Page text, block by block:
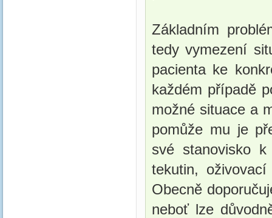
Základním
tedy vymezení
pacienta ke
každém případě
možné situace a
pomůže mu je
své stanovisko
tekutin,
Obecně
neboť lze